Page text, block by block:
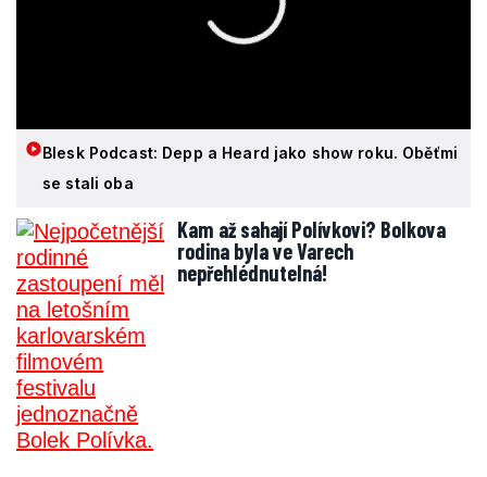
Blesk Podcast: Depp a Heard jako show roku. Oběťmi
se stali oba
Kam až sahají Polívkovi? Bolkova
rodina byla ve Varech
nepřehlédnutelná!